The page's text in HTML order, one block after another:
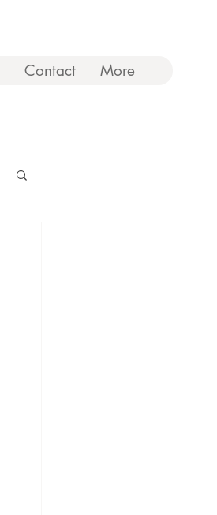
Contact More